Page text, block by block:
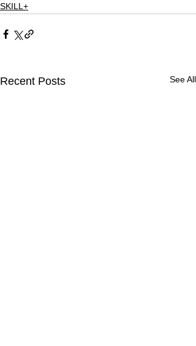
SKILL+
Recent Posts See All